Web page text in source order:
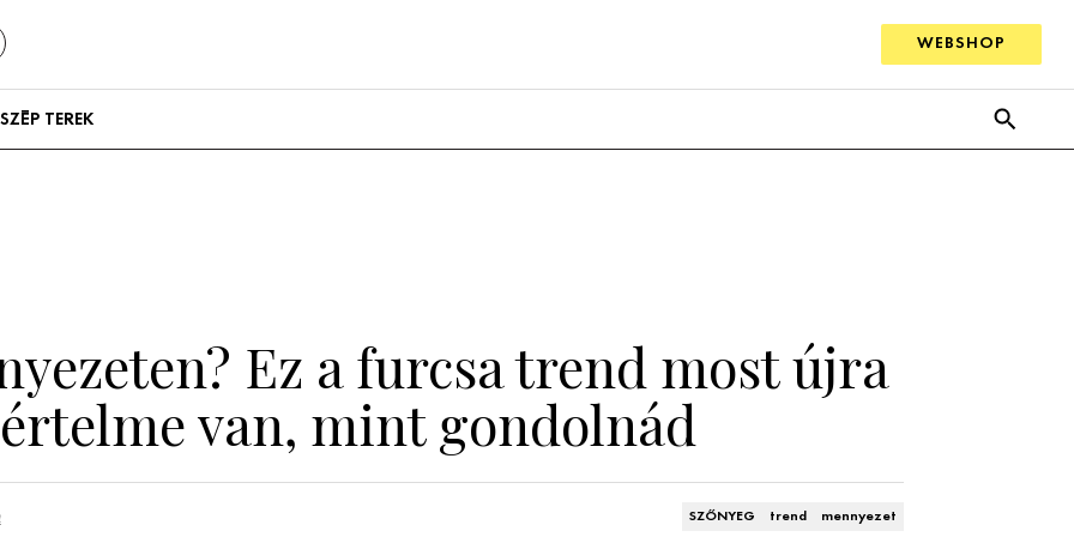
WEBSHOP
SZÉP TEREK
Ez a furcsa trend most újra
van, mint gondolnád
SZŐNYEG trend mennyezet